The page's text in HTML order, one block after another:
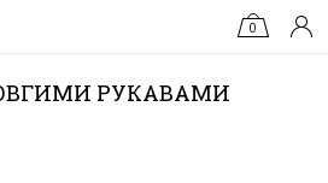
0
РУКАВАМИ